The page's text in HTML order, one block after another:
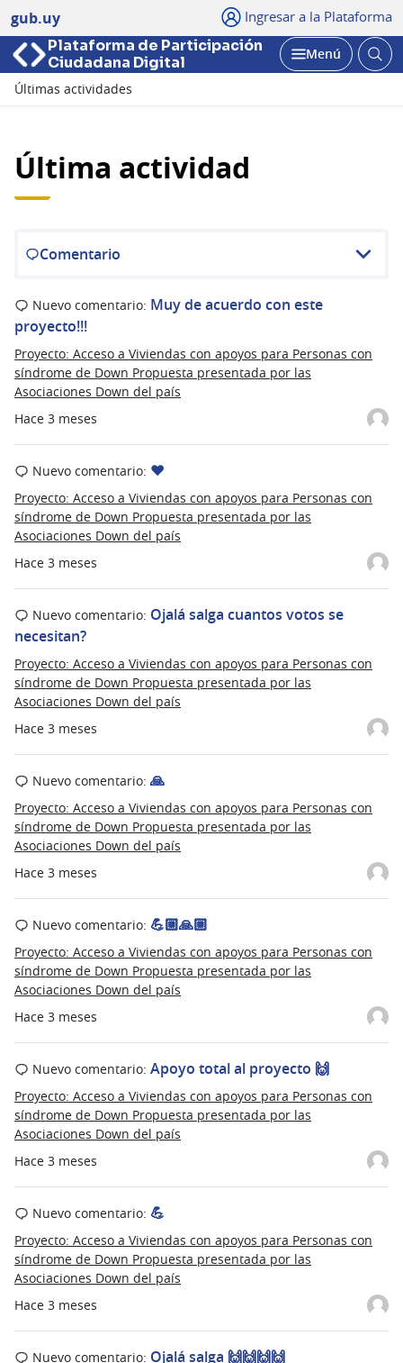
gub.uy Ingresar a la Plataforma
Plataforma de Participación
Ciudadana Digital
Abrir
Menú
Últimas actividades
Última actividad
Comentario
Hace 3 meses
Nuevo comentario: Muy de acuerdo con este
proyecto!!!
Proyecto: Acceso a Viviendas con apoyos para Personas con
síndrome de Down Propuesta presentada por las
Asociaciones Down del país
Hace 3 meses
Nuevo comentario: ❤️
Proyecto: Acceso a Viviendas con apoyos para Personas con
síndrome de Down Propuesta presentada por las
Asociaciones Down del país
Hace 3 meses
Nuevo comentario: Ojalá salga cuantos votos se
necesitan?
Proyecto: Acceso a Viviendas con apoyos para Personas con
síndrome de Down Propuesta presentada por las
Asociaciones Down del país
Hace 3 meses
Nuevo comentario: 🙏
Proyecto: Acceso a Viviendas con apoyos para Personas con
síndrome de Down Propuesta presentada por las
Asociaciones Down del país
Hace 3 meses
Nuevo comentario: 💪🏼🙏🏼
Proyecto: Acceso a Viviendas con apoyos para Personas con
síndrome de Down Propuesta presentada por las
Asociaciones Down del país
Hace 3 meses
Nuevo comentario: Apoyo total al proyecto 🙌
Proyecto: Acceso a Viviendas con apoyos para Personas con
síndrome de Down Propuesta presentada por las
Asociaciones Down del país
Hace 3 meses
Nuevo comentario: 💪
Proyecto: Acceso a Viviendas con apoyos para Personas con
síndrome de Down Propuesta presentada por las
Asociaciones Down del país
Nuevo comentario: Ojalá salga 🙌🙌🙌🙌